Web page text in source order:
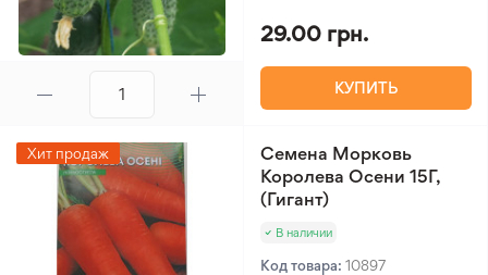
29.00 грн.
КУПИТЬ
Хит продаж
Семена Морковь
Королева Осени 15Г,
(Гигант)
В наличии
Код товара: 10897